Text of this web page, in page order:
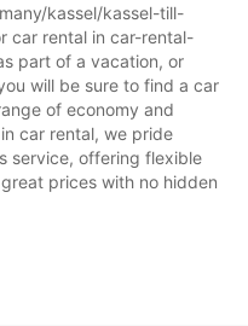
kassel/kassel-till-
car rental in car-rental-
part of a vacation, or
will be sure to find a car
of economy and
car rental, we pride
service, offering flexible
prices with no hidden